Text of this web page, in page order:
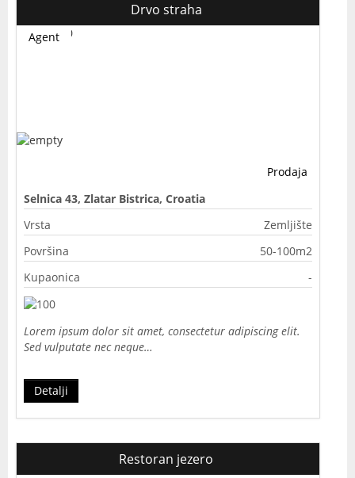
Drvo straha
Prodaja
Agent
Selnica 43, Zlatar Bistrica, Croatia
Vrsta
Zemljište
Površina
50-100m2
Kupaonica
-
Lorem ipsum dolor sit amet, consectetur adipiscing elit.
Sed vulputate nec neque…
Detalji
Restoran jezero